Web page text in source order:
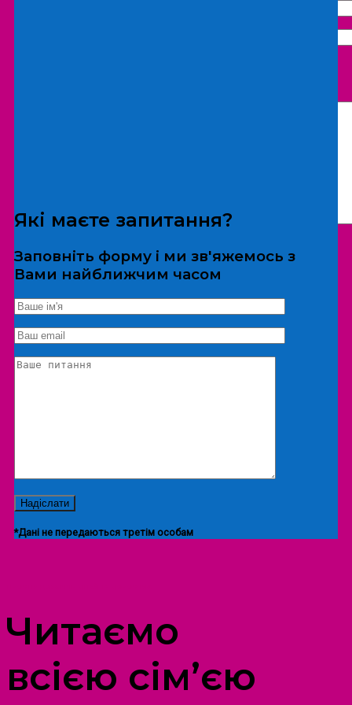
*Дані не передаються третім особам
Екскурсія/локація
Які маєте запитання?
Заповніть форму і ми зв'яжемось з
Вами найближчим часом
*Дані не передаються третім особам
Читаємо
всією сім’єю